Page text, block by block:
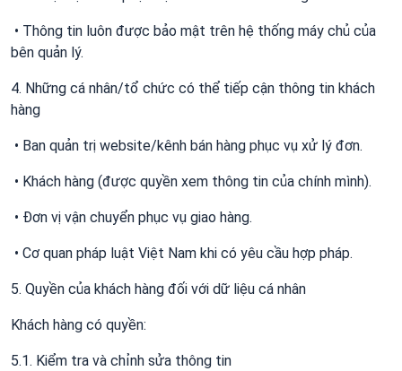
• Thông tin luôn được bảo mật trên hệ thống máy chủ của
bên quản lý.
4. Những cá nhân/tổ chức có thể tiếp cận thông tin khách
hàng
• Ban quản trị website/kênh bán hàng phục vụ xử lý đơn.
• Khách hàng (được quyền xem thông tin của chính mình).
• Đơn vị vận chuyển phục vụ giao hàng.
• Cơ quan pháp luật Việt Nam khi có yêu cầu hợp pháp.
5. Quyền của khách hàng đối với dữ liệu cá nhân
Khách hàng có quyền:
5.1. Kiểm tra và chỉnh sửa thông tin